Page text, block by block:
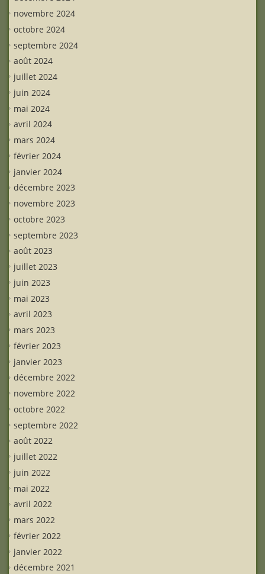
novembre 2024
octobre 2024
septembre 2024
août 2024
juillet 2024
juin 2024
mai 2024
avril 2024
mars 2024
février 2024
janvier 2024
décembre 2023
novembre 2023
octobre 2023
septembre 2023
août 2023
juillet 2023
juin 2023
mai 2023
avril 2023
mars 2023
février 2023
janvier 2023
décembre 2022
novembre 2022
octobre 2022
septembre 2022
août 2022
juillet 2022
juin 2022
mai 2022
avril 2022
mars 2022
février 2022
janvier 2022
décembre 2021